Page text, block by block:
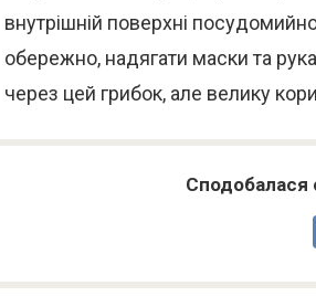
внутрішній поверхні
обережно, надягати маски та
через цей грибок, але велику
Сподобалася